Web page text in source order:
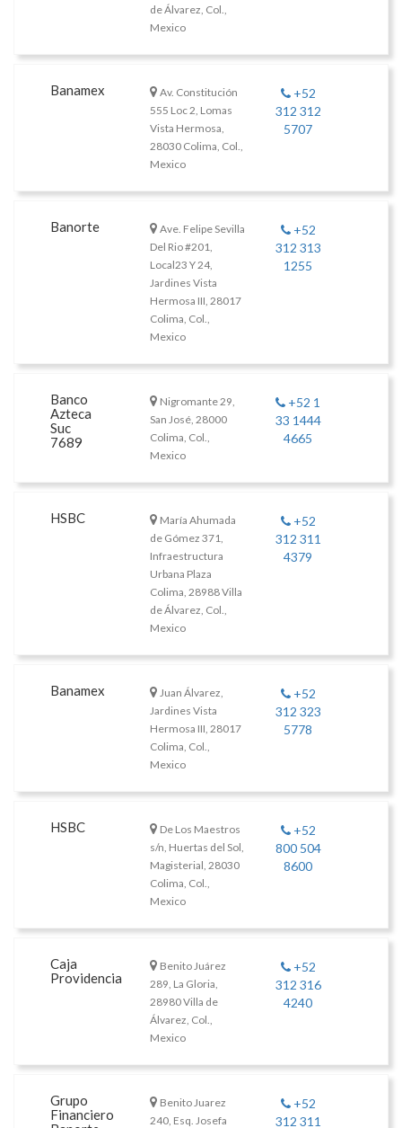
de Álvarez, Col.,
Mexico
Banamex
Av. Constitución
555 Loc 2, Lomas
Vista Hermosa,
28030 Colima, Col.,
Mexico
+52
312 312
5707
Banorte
Ave. Felipe Sevilla
Del Rio #201,
Local23 Y 24,
Jardines Vista
Hermosa III, 28017
Colima, Col.,
Mexico
+52
312 313
1255
Banco
Azteca
Suc
7689
Nigromante 29,
San José, 28000
Colima, Col.,
Mexico
+52 1
33 1444
4665
HSBC
María Ahumada
de Gómez 371,
Infraestructura
Urbana Plaza
Colima, 28988 Villa
de Álvarez, Col.,
Mexico
+52
312 311
4379
Banamex
Juan Álvarez,
Jardines Vista
Hermosa III, 28017
Colima, Col.,
Mexico
+52
312 323
5778
HSBC
De Los Maestros
s/n, Huertas del Sol,
Magisterial, 28030
Colima, Col.,
Mexico
+52
800 504
8600
Caja
Providencia
Benito Juárez
289, La Gloria,
28980 Villa de
Álvarez, Col.,
Mexico
+52
312 316
4240
Grupo
Financiero
Benito Juarez
240, Esq. Josefa
+52
312 311